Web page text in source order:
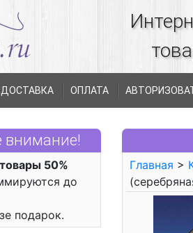
ДОСТАВКА ОПЛАТА
внимание!
50%
до
подарок.
Главная >